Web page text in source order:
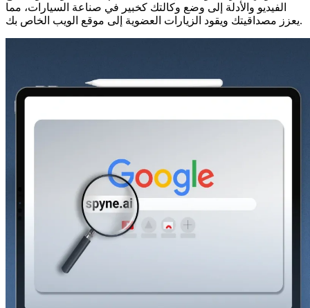
الفيديو والأدلة إلى وضع وكالتك كخبير في صناعة السيارات، مما
يعزز مصداقيتك ويقود الزيارات العضوية إلى موقع الويب الخاص بك.